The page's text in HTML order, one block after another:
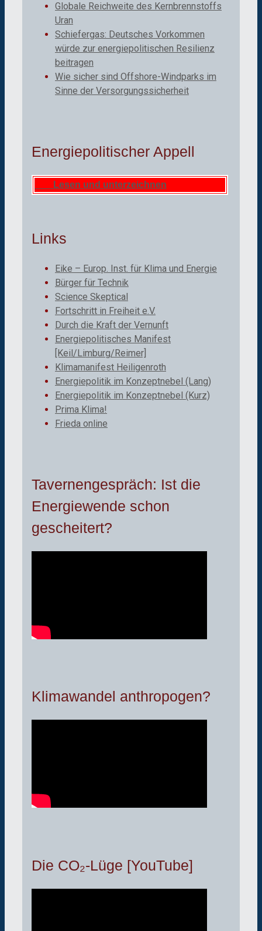
Globale Reichweite des Kernbrennstoffs
Uran
Schiefergas: Deutsches Vorkommen
würde zur energiepolitischen Resilienz
beitragen
Wie sicher sind Offshore-Windparks im
Sinne der Versorgungssicherheit
Energiepolitischer Appell
Lesen und unterzeichnen
Links
Eike – Europ. Inst. für Klima und Energie
Bürger für Technik
Science Skeptical
Fortschritt in Freiheit e.V.
Durch die Kraft der Vernunft
Energiepolitisches Manifest
[Keil/Limburg/Reimer]
Klimamanifest Heiligenroth
Energiepolitik im Konzeptnebel (Lang)
Energiepolitik im Konzeptnebel (Kurz)
Prima Klima!
Frieda online
Tavernengespräch: Ist die
Energiewende schon
gescheitert?
Klimawandel anthropogen?
Die CO₂-Lüge [YouTube]